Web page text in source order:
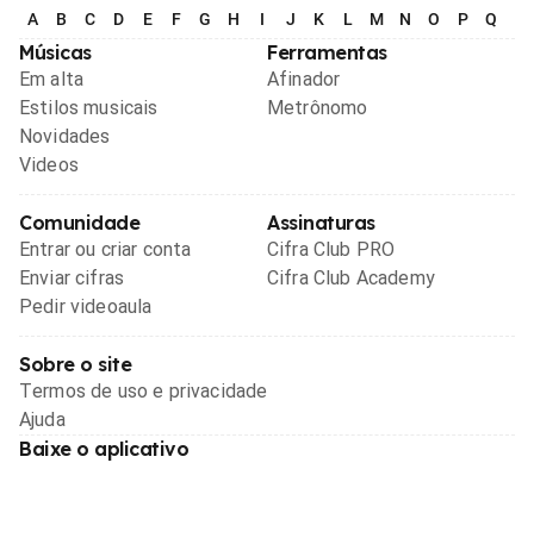
A B C D E F G H I J K L M N O P Q
Músicas
Em alta
Estilos musicais
Novidades
Videos
Ferramentas
Afinador
Metrônomo
Comunidade
Entrar ou criar conta
Enviar cifras
Pedir videoaula
Assinaturas
Cifra Club PRO
Cifra Club Academy
Sobre o site
Termos de uso e privacidade
Ajuda
Baixe o aplicativo